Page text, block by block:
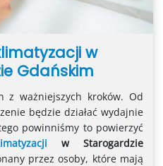
w
Gdańskim
z ważniejszych kroków. Od
będzie działać wydajnie
powinniśmy to powierzyć
w Starogardzie
przez osoby, które mają